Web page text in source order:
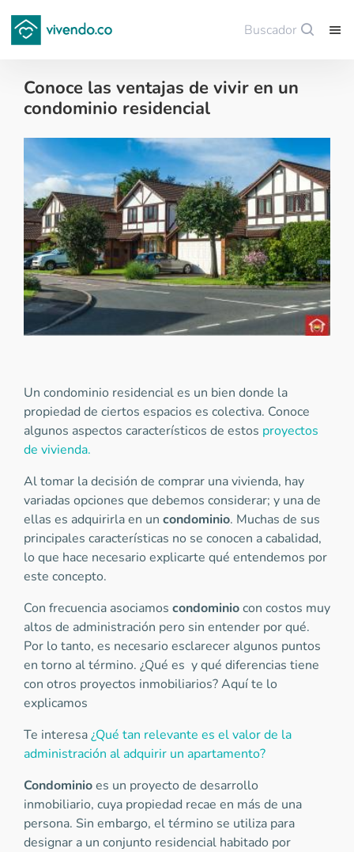
Buscador
Conoce las ventajas de vivir en un
condominio residencial
Tips para comprar vivienda nueva - 2018-08-29
Un condominio residencial es un bien donde la
propiedad de ciertos espacios es colectiva. Conoce
algunos aspectos característicos de estos proyectos
de vivienda.
Al tomar la decisión de comprar una vivienda, hay
variadas opciones que debemos considerar; y una de
ellas es adquirirla en un condominio. Muchas de sus
principales características no se conocen a cabalidad,
lo que hace necesario explicarte qué entendemos por
este concepto.
Con frecuencia asociamos condominiocon costos muy
altos de administración pero sin entender por qué.
Por lo tanto, es necesario esclarecer algunos puntos
en torno al término. ¿Qué es y qué diferencias tiene
con otros proyectos inmobiliarios? Aquí te lo
explicamos
Te interesa¿Qué tan relevante es el valor de la
administración al adquirir un apartamento?
Condominioes un proyecto de desarrollo
inmobiliario, cuya propiedad recae en más de una
persona. Sin embargo, el término se utiliza para
designar a un conjunto residencial habitado por
Guardar